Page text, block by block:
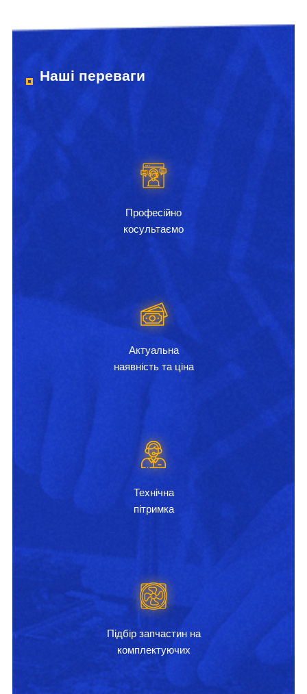
Наші переваги
Професійно
косультаємо
Актуальна
наявність та ціна
Технічна
пітримка
Підбір запчастин на
комплектуючих